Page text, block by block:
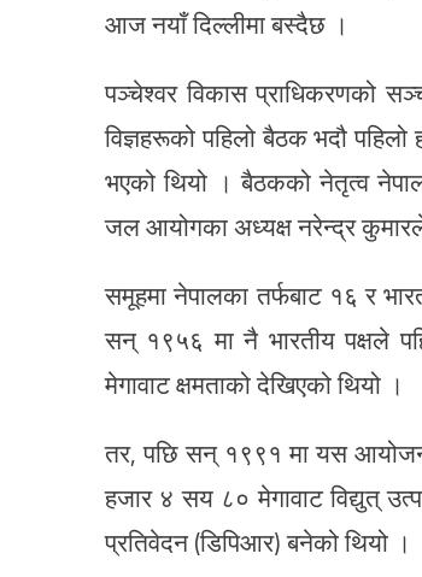
आज नयाँ दिल्लीमा बस्दैछ ।
पञ्चेश्वर विकास प्राधिकरणको
विज्ञहरूको पहिलो बैठक भदौ
भएको थियो । बैठकको नेतृत्व
जल आयोगका अध्यक्ष नरेन्द्र
समूहमा नेपालका तर्फबाट १६ र
सन् १९५६ मा नै भारतीय पक्षले
मेगावाट क्षमताको देखिएको थियो ।
तर, पछि सन् १९९१ मा यस
हजार ४ सय ८० मेगावाट विद्युत्
प्रतिवेदन (डिपिआर) बनेको थियो ।